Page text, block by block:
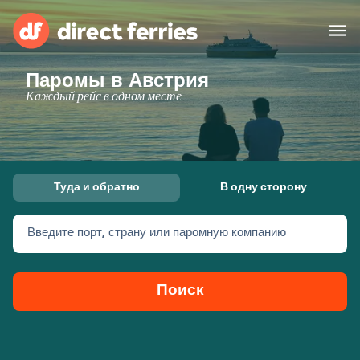
Операторы
Страны
Предлагает
Паромные билеты
Паромы в Австрия
Каждый рейс в одном месте
Туда и обратно В одну сторону
Введите порт, страну или паромную компанию
Поиск